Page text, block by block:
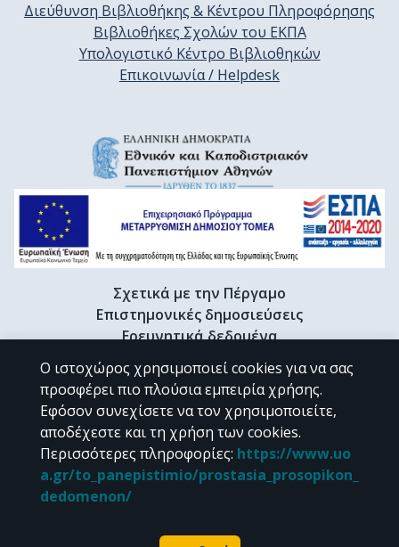
Διεύθυνση Βιβλιοθήκης & Κέντρου Πληροφόρησης
Βιβλιοθήκες Σχολών του ΕΚΠΑ
Υπολογιστικό Κέντρο Βιβλιοθηκών
Επικοινωνία / Helpdesk
Σχετικά με την Πέργαμο
Επιστημονικές δημοσιεύσεις
Ερευνητικά δεδομένα
Διδακτορικές διατριβές & Γκρίζα βιβλιογραφία
Προφίλ Ερευνητή
CC BY-NC 4.0
Εκτός αν αναφέρεται διαφορετικά, το υλικό της "Περγάμου" διατίθεται
Powered by
Ο ιστοχώρος χρησιμοποιεί cookies για να σας
προσφέρει πιο πλούσια εμπειρία χρήσης.
Εφόσον συνεχίσετε να τον χρησιμοποιείτε,
αποδέχεστε και τη χρήση των cookies.
Περισσότερες πληροφορίες: https://www.uo
a.gr/to_panepistimio/prostasia_prosopikon_
dedomenon/